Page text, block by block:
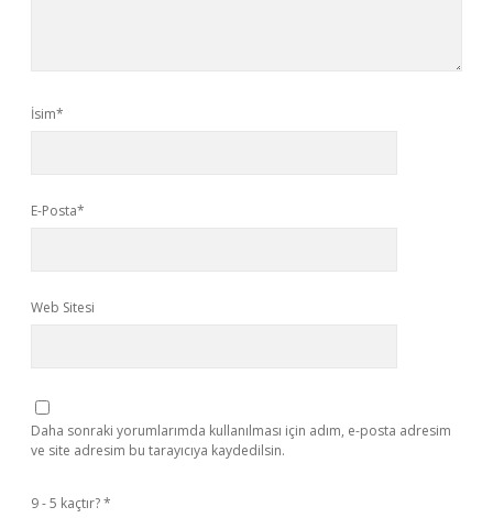
İsim*
E-Posta*
Web Sitesi
Daha sonraki yorumlarımda kullanılması için adım, e-posta adresim
ve site adresim bu tarayıcıya kaydedilsin.
9 - 5 kaçtır?*